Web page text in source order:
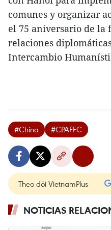
comunes y organizar
el 75 aniversario de la
relaciones
Intercambio
#China #CPAFFC
Theo dõi VietnamPlus
NOTICIAS